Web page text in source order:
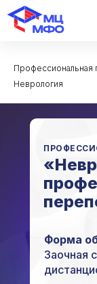
Профессиональная
Неврология
Форма
Заочная